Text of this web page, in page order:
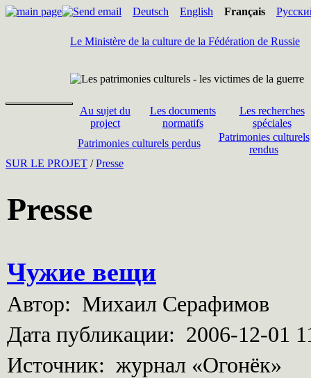
Deutsch English Français
Le Ministère de la culture de la Fédération de Russie
Au sujet du
project
Les documents
normatifs
Les recherches
spéciales
Patrimonies culturels perdus
Patrimonies culturels
rendus
SUR LE PROJET /Presse
Presse
Чужие вещи
Автор: Михаил Серафимов
Дата публикации: 2006-12-01
Источник: журнал «Огонёк»